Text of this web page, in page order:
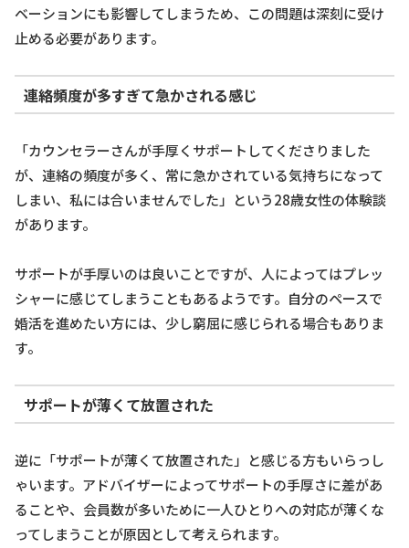
ベーションにも影響してしまうため、この問題は深刻に受け
止める必要があります。
連絡頻度が多すぎて急かされる感じ
「カウンセラーさんが手厚くサポートしてくださりました
が、連絡の頻度が多く、常に急かされている気持ちになって
しまい、私には合いませんでした」という28歳女性の体験談
があります。
サポートが手厚いのは良いことですが、人によってはプレッ
シャーに感じてしまうこともあるようです。自分のペースで
婚活を進めたい方には、少し窮屈に感じられる場合もありま
す。
サポートが薄くて放置された
逆に「サポートが薄くて放置された」と感じる方もいらっし
ゃいます。アドバイザーによってサポートの手厚さに差があ
ることや、会員数が多いために一人ひとりへの対応が薄くな
ってしまうことが原因として考えられます。